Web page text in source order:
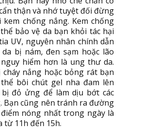
thận và nhớ tuyệt đối đừng
kem chống nắng. Kem chống
bảo vệ da bạn khỏi tác hại
UV, nguyên nhân chính dẫn
da bị nám, đen sạm hoặc lão
hiểm hơn là ung thư da.
cháy nắng hoặc bỏng rát bạn
bôi chút gel nha đam lên
đỏ ửng để làm dịu bớt các
Bạn cũng nên tránh ra đường
nóng nhất trong ngày là
từ 11h đến 15h.